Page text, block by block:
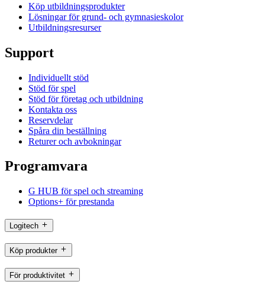
Köp utbildningsprodukter
Lösningar för grund- och gymnasieskolor
Utbildningsresurser
Support
Individuellt stöd
Stöd för spel
Stöd för företag och utbildning
Kontakta oss
Reservdelar
Spåra din beställning
Returer och avbokningar
Programvara
G HUB för spel och streaming
Options+ för prestanda
Logitech
Köp produkter
För produktivitet